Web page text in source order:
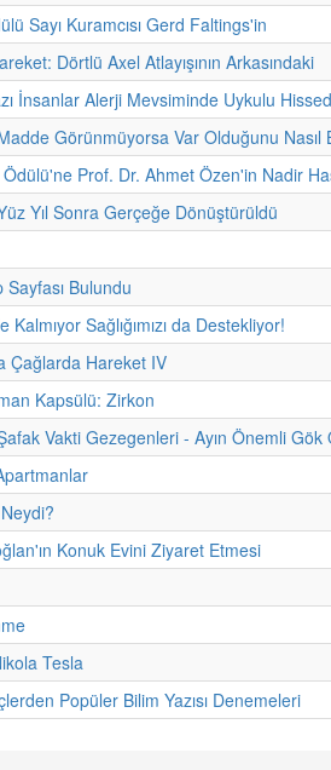
Sayı Kuramcısı Gerd Faltings'in
Dörtlü Axel Atlayışının Arkasındaki
İnsanlar Alerji Mevsiminde Uykulu
Görünmüyorsa Var Olduğunu Nasıl
Prof. Dr. Ahmet Özen'in Nadir
Yıl Sonra Gerçeğe Dönüştürüldü
Bulundu
Sağlığımızı da Destekliyor!
Çağlarda Hareket IV
Kapsülü: Zirkon
Vakti Gezegenleri - Ayın Önemli Gök
Konuk Evini Ziyaret Etmesi
Tesla
Popüler Bilim Yazısı Denemeleri